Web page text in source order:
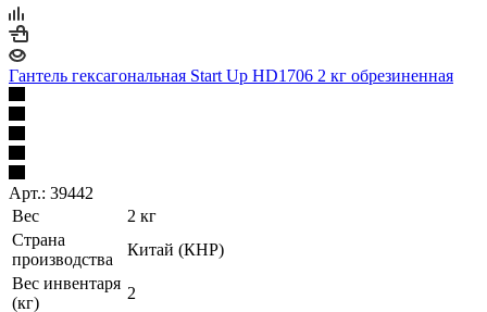
Гантель гексагональная Start Up HD1706 2 кг обрезиненная
Арт.: 39442
Вес
2 кг
Страна
производства
Китай (КНР)
Вес инвентаря
(кг)
2